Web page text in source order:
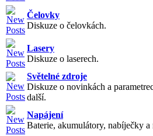
Čelovky
Diskuze o čelovkách.
Lasery
Diskuze o laserech.
Světelné zdroje
Diskuze o novinkách a
další.
Napájení
Baterie, akumulátory, nabíječky a